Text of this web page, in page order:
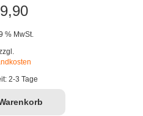
% MwSt.
2-3 Tage